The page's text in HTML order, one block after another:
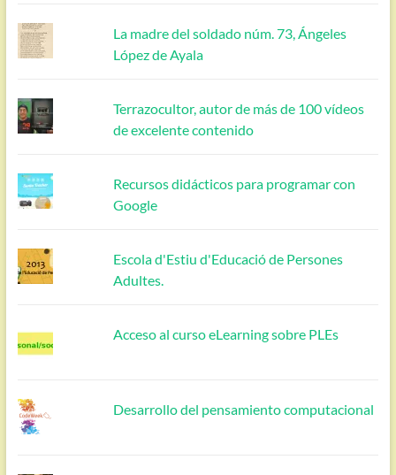
La madre del soldado núm. 73, Ángeles
López de Ayala
Terrazocultor, autor de más de 100 vídeos
de excelente contenido
Recursos didácticos para programar con
Google
Escola d'Estiu d'Educació de Persones
Adultes.
Acceso al curso eLearning sobre PLEs
Desarrollo del pensamiento computacional